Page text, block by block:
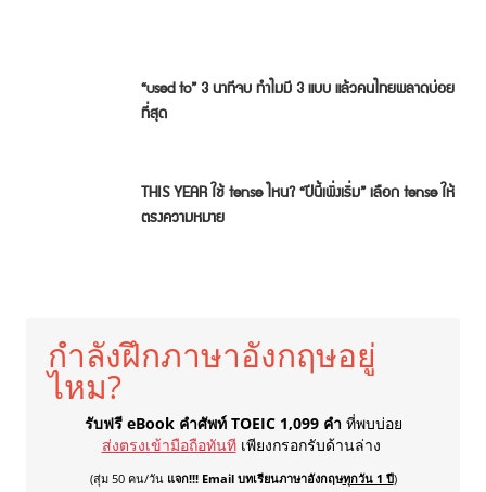
“used to” 3 นาทีจบ ทำไมมี 3 แบบ แล้วคนไทยพลาดบ่อย
ที่สุด
THIS YEAR ใช้ tense ไหน? “ปีนี้เพิ่งเริ่ม” เลือก tense ให้
ตรงความหมาย
กำลังฝึกภาษาอังกฤษอยู่
ไหม?
รับฟรี eBook คำศัพท์ TOEIC 1,099 คำ ที่พบบ่อย
ส่งตรงเข้ามือถือทันที เพียงกรอกรับด้านล่าง
(สุ่ม 50 คน/วัน แจก!!! Email บทเรียนภาษาอังกฤษทุกวัน 1 ปี)